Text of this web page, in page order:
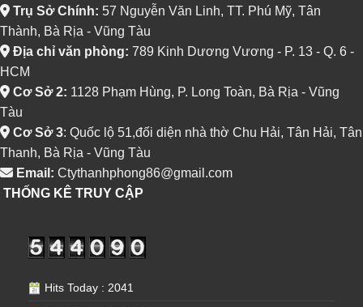
Trụ Sở Chính: 57 Nguyễn Văn Linh, TT. Phú Mỹ, Tân
Thành, Bà Rịa - Vũng Tàu
Địa chỉ văn phòng: 789 Kinh Dương Vương - P. 13 - Q. 6 -
HCM
Cơ Sở 2: 1128 Phạm Hùng, P. Long Toàn, Bà Rịa - Vũng
Tàu
Cơ Sở 3: Quốc lộ 51,đối diện nhà thờ Chu Hải, Tân Hải, Tân
Thanh, Bà Rịa - Vũng Tàu
Email: Ctythanhphong86@gmail.com
THỐNG KÊ TRUY CẬP
Hits Today : 2041